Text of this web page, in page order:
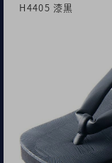
H4405 漆黒